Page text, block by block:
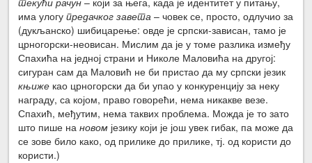
има улогупредачког завета – човек се, просто, одлучио за
(дукљанско) шибицарење: овде је српски-зависан, тамо је
црногорски-неовисан. Мислим да је у томе разлика између
Спахића на једној страни и Николе Маловића на другој:
сигуран сам да Маловић не би пристао да му српски језик
књиже као црногорски да би упао у конкуренцију за неку
награду, са којом, право говорећи, нема никакве везе.
Спахић, међутим, нема таквих проблема. Можда је то зато
што пише нановом језику који је још увек гибак, па може да
се зове било како, од прилике до прилике, тј. од користи до
користи.)